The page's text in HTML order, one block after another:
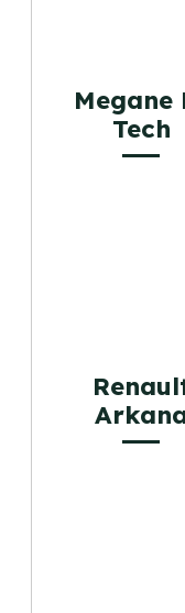
Megane
Tech